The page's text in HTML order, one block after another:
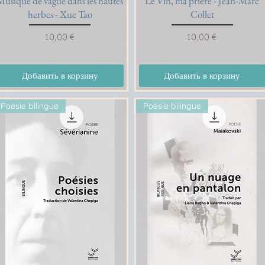
herbes - Xue Tao
Цена
10,00 €
Добавить в корзину
Collet
Цена
10,00 €
Добавить в корзину
Poésie bilingue Poésie bilingue